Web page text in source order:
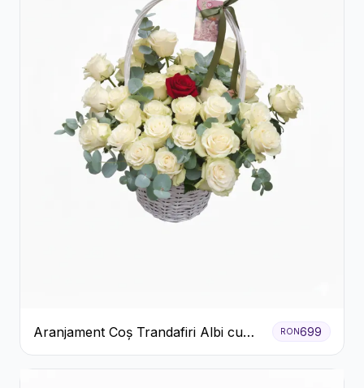
Aranjament Coș Trandafiri Albi cu
Accent Roșu
RON699